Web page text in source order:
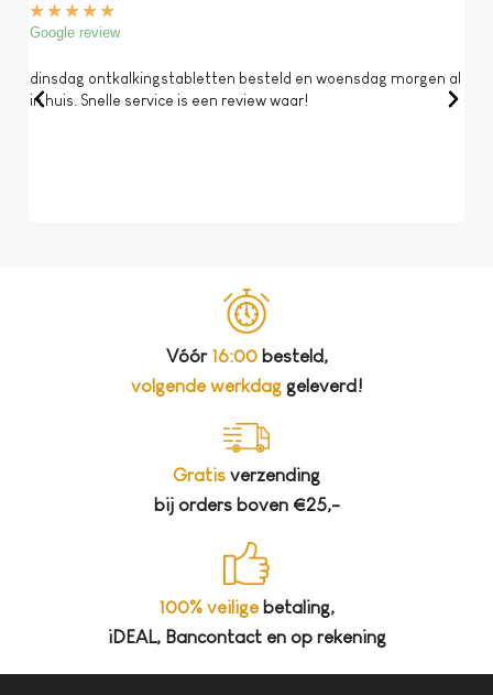
★ ★ ★ ★ ★
Google review
dinsdag ontkalkingstabletten besteld en woensdag morgen al
in huis. Snelle service is een review waar!
Vóór 16:00besteld,
volgende werkdaggeleverd!
Gratis verzending
bij orders boven €25,-
100% veiligebetaling,
iDEAL, Bancontact en op rekening